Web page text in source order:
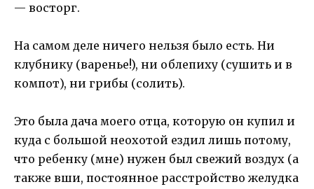
— восторг.
На самом деле ничего нельзя было есть. Ни
клубнику (варенье!), ни облепиху (сушить и в
компот), ни грибы (солить).
Это была дача моего отца, которую он купил и
куда с большой неохотой ездил лишь потому,
что ребенку (мне) нужен был свежий воздух (а
также вши, постоянное расстройство желудка